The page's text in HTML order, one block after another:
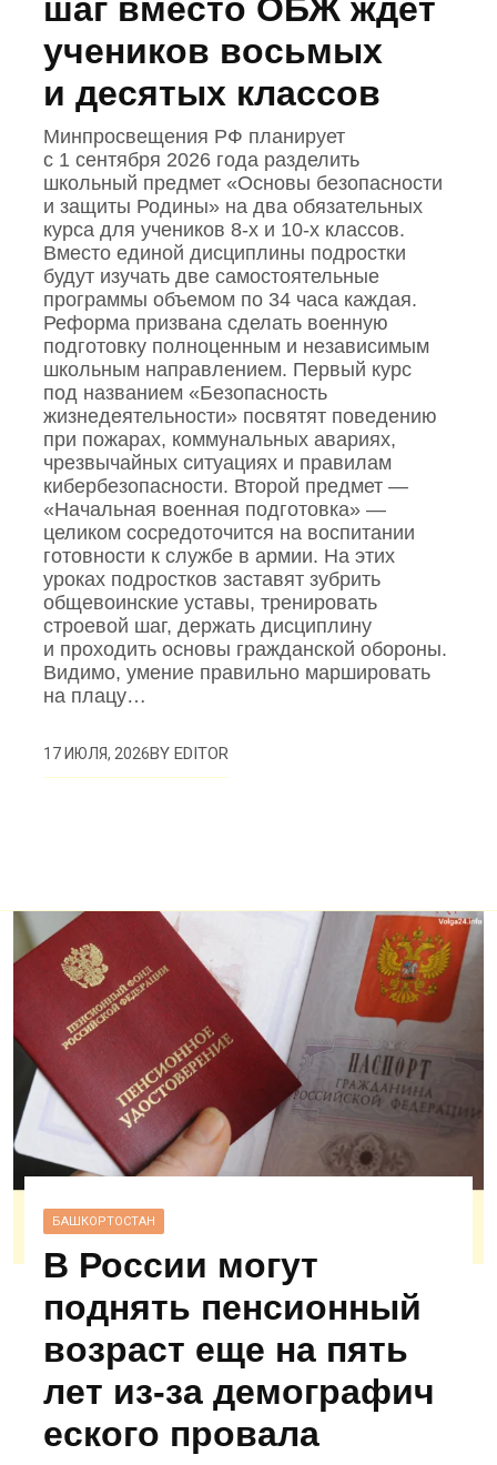
шаг вместо ОБЖ ждет
учеников восьмых
и десятых классов
Минпросвещения РФ планирует
с 1 сентября 2026 года разделить
школьный предмет «Основы безопасности
и защиты Родины» на два обязательных
курса для учеников 8‑х и 10‑х классов.
Вместо единой дисциплины подростки
будут изучать две самостоятельные
программы объемом по 34 часа каждая.
Реформа призвана сделать военную
подготовку полноценным и независимым
школьным направлением. Первый курс
под названием «Безопасность
жизнедеятельности» посвятят поведению
при пожарах, коммунальных авариях,
чрезвычайных ситуациях и правилам
кибербезопасности. Второй предмет —
«Начальная военная подготовка» —
целиком сосредоточится на воспитании
готовности к службе в армии. На этих
уроках подростков заставят зубрить
общевоинские уставы, тренировать
строевой шаг, держать дисциплину
и проходить основы гражданской обороны.
Видимо, умение правильно маршировать
на плацу…
17 ИЮЛЯ, 2026BYEDITOR
БАШКОРТОСТАН
В России могут
поднять пенсионный
возраст еще на пять
лет из‑за демографич
еского провала